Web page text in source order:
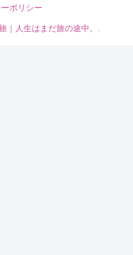
ポリシー
人生はまだ旅の途中。.